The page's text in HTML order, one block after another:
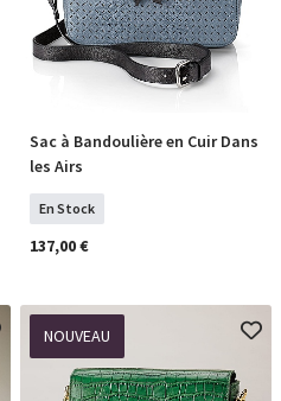
COMMANDER
Sac à Bandoulière en Cuir Dans
les Airs
En Stock
137,00 €
NOUVEAU